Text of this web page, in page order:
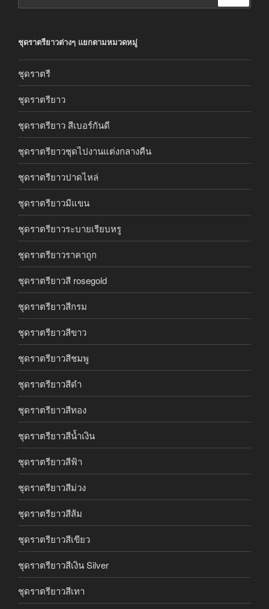
ชุดราตรียาวต่างๆ แยกตามหมวดหมู่
ชุดราตรี
ชุดราตรียาว
ชุดราตรียาว สีเบอร์กันดี
ชุดราตรียาวชุดไปงานแต่งกลางคืน
ชุดราตรียาวปาดไหล่
ชุดราตรียาวมีแขน
ชุดราตรียาวระบายเรียบหรู
ชุดราตรียาวราคาถูก
ชุดราตรียาวสี rosegold
ชุดราตรียาวสีกรม
ชุดราตรียาวสีขาว
ชุดราตรียาวสีชมพู
ชุดราตรียาวสีดำ
ชุดราตรียาวสีทอง
ชุดราตรียาวสีน้ำเงิน
ชุดราตรียาวสีฟ้า
ชุดราตรียาวสีม่วง
ชุดราตรียาวสีส้ม
ชุดราตรียาวสีเขียว
ชุดราตรียาวสีเงิน Silver
ชุดราตรียาวสีเทา